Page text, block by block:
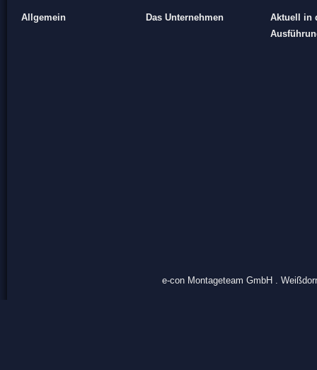
Allgemein Das Unternehmen
Aktuell in
e-con Montageteam GmbH .